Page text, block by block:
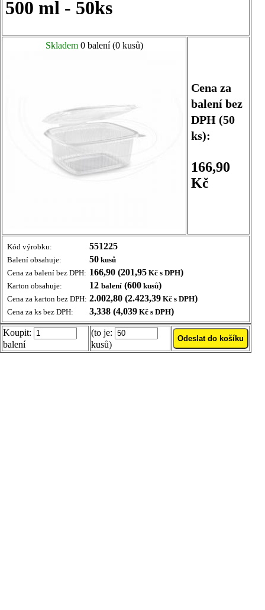
500 ml - 50ks
Skladem0 balení (0 kusů)
Cena za
balení bez
DPH (50
ks):
166,90
Kč
Kód výrobku: 551225
Balení obsahuje: 50 kusů
Cena za balení bez DPH: 166,90 (201,95 Kč s DPH)
Karton obsahuje: 12 balení (600 kusů)
Cena za karton bez DPH: 2.002,80 (2.423,39 Kč s DPH)
Cena za ks bez DPH: 3,338 (4,039 Kč s DPH)
Koupit:
balení
(to je:
kusů)